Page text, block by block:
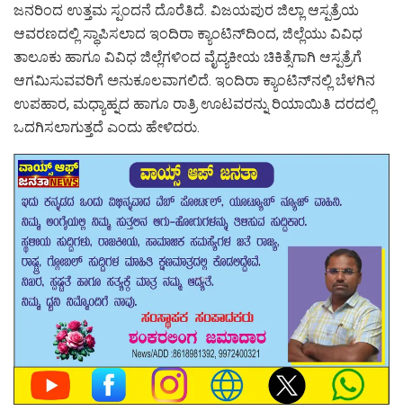
ಜನರಿಂದ ಉತ್ತಮ ಸ್ಪಂದನೆ ದೊರೆತಿದೆ. ವಿಜಯಪುರ ಜಿಲ್ಲಾ ಆಸ್ಪತ್ರೆಯ
ಆವರಣದಲ್ಲಿ ಸ್ಥಾಪಿಸಲಾದ ಇಂದಿರಾ ಕ್ಯಾಂಟಿನ್‍ದಿಂದ, ಜಿಲ್ಲೆಯು ವಿವಿಧ
ತಾಲೂಕು ಹಾಗೂ ವಿವಿಧ ಜಿಲ್ಲೆಗಳಿಂದ ವೈದ್ಯಕೀಯ ಚಿಕಿತ್ಸೆಗಾಗಿ ಆಸ್ಪತ್ರೆಗೆ
ಆಗಮಿಸುವವರಿಗೆ ಅನುಕೂಲವಾಗಲಿದೆ. ಇಂದಿರಾ ಕ್ಯಾಂಟಿನ್‍ನಲ್ಲಿ ಬೆಳಗಿನ
ಉಪಹಾರ, ಮಧ್ಯಾಹ್ನದ ಹಾಗೂ ರಾತ್ರಿ ಊಟವರನ್ನು ರಿಯಾಯಿತಿ ದರದಲ್ಲಿ
ಒದಗಿಸಲಾಗುತ್ತದೆ ಎಂದು ಹೇಳಿದರು.